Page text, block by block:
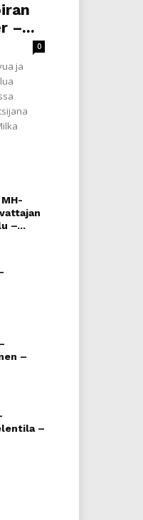
–...
0
ja
–...
–
–